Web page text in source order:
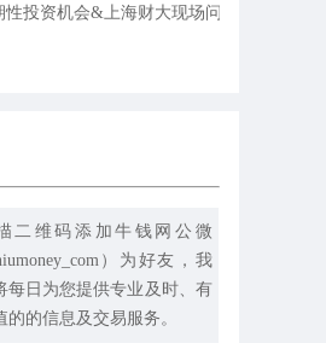
投资机会&上海财大现场问
二维码添加牛钱网公微
）为好友，我
每日为您提供专业及时、有
的的信息及交易服务。